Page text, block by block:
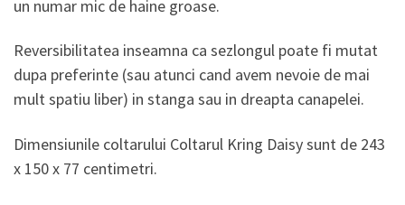
un numar mic de haine groase.
Reversibilitatea inseamna ca sezlongul poate fi mutat
dupa preferinte (sau atunci cand avem nevoie de mai
mult spatiu liber) in stanga sau in dreapta canapelei.
Dimensiunile coltarului Coltarul Kring Daisy sunt de 243
x 150 x 77 centimetri.